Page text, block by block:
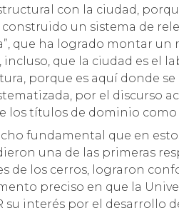
con la ciudad,
un sistema de
que ha logrado montar
que la ciudad es el
porque es aquí donde
por el discurso
los títulos de dominio
fundamental que en
una de las primeras
de los cerros, lograron
preciso en que la
su interés por el desarrollo